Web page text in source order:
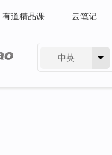
有道精品课 云笔记
中英